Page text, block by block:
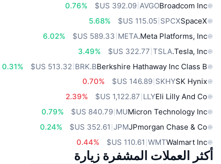
Broadcom Inc
AVGO
‏392.09 US$
0.76%
SpaceX
SPCX
5.68%
Meta Platforms, Inc.
META
6.02%
Tesla, Inc.
TSLA
3.49%
Berkshire Hathaway Inc Class B
BRK.B
0.31%
SK Hynix
SKHY
‏146.89 US$
0.70%
Eli Lilly And Co
LLY
2.39%
Micron Technology Inc
MU
‏840.79 US$
0.79%
JPmorgan Chase & Co
JPM
0.24%
Walmart Inc
WMT
0.44%
أكثر العملات المشفرة زيارة